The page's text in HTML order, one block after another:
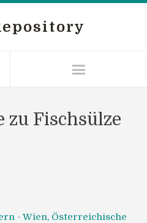
zu Fischsülze
- Wien, Österreichische